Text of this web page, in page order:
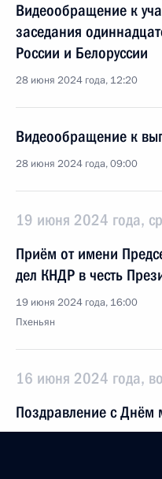
Видеообращение к
заседания
России и Белоруссии
28 июня 2024 года, 12:20
Видеообращение к
28 июня 2024 года, 09:00
19 июня 2024 года,
Приём от имени
дел КНДР в честь
19 июня 2024 года, 16:00
Пхеньян
16 июня 2024 года,
Поздравление с Днём